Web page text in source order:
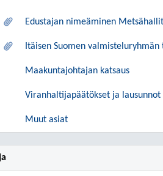
Edustajan nimeäminen
Itäisen Suomen valmisteluryhmän
Maakuntajohtajan katsaus
Viranhaltijapäätökset ja lausunnot
Muut asiat